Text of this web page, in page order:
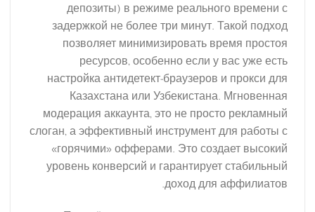
депозиты) в режиме реального времени с
задержкой не более три минут. Такой подход
позволяет минимизировать время простоя
ресурсов, особенно если у вас уже есть
настройка антидетект-браузеров и прокси для
Казахстана или Узбекистана. Мгновенная
модерация аккаунта, это не просто рекламный
слоган, а эффективный инструмент для работы с
«горячими» офферами. Это создает высокий
уровень конверсий и гарантирует стабильный
доход для аффилиатов.